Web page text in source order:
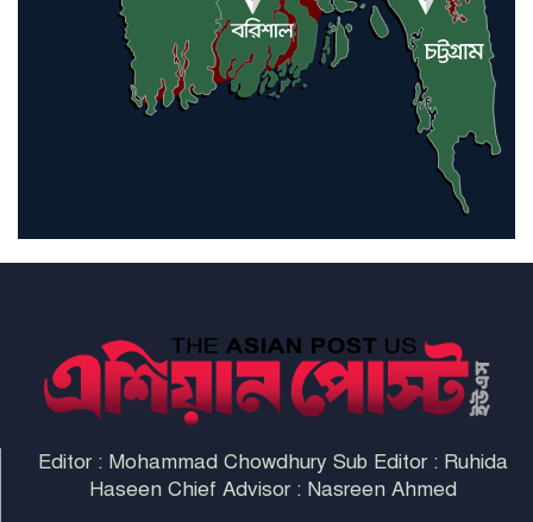
ইরাকসহ মধ্যপ্রাচ্যে ২৪ হামলা চালাল
ইরানপন্থি গোষ্ঠী
হরমুজ প্রণালী সুরক্ষায় মিত্ররা সাহায্য
না করলে ন্যাটোর ভবিষ্যৎ খারাপ
Editor : Mohammad Chowdhury Sub Editor : Ruhida
Haseen Chief Advisor : Nasreen Ahmed